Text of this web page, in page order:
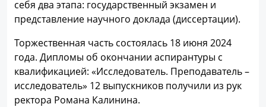
себя два этапа: государственный экзамен и
представление научного доклада (диссертации).
Торжественная часть состоялась 18 июня 2024
года. Дипломы об окончании аспирантуры с
квалификацией: «Исследователь. Преподаватель –
исследователь» 12 выпускников получили из рук
ректора Романа Калинина.